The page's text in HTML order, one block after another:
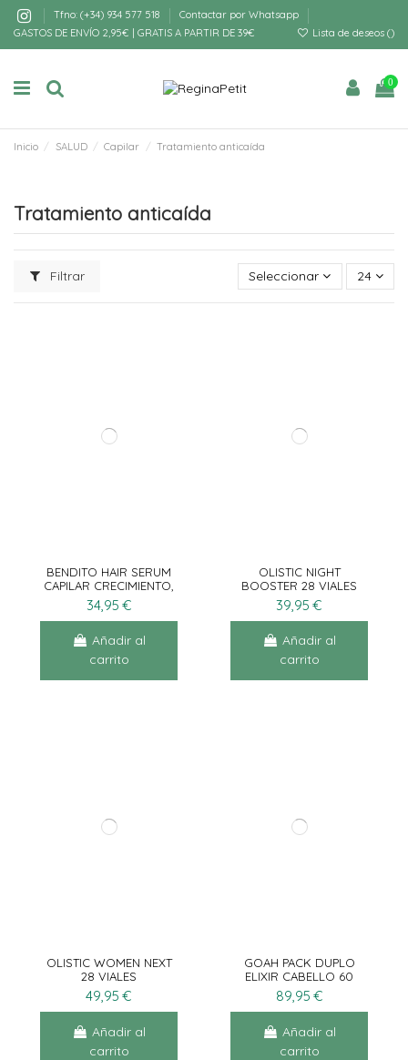
Tfno: (+34) 934 577 518
Contactar por Whatsapp
GASTOS DE ENVÍO 2,95€ | GRATIS A PARTIR DE 39€
Lista de deseos ()
0
Inicio SALUD Capilar Tratamiento anticaída
Tratamiento anticaída
Filtrar Seleccionar 24
BENDITO HAIR SERUM
CAPILAR CRECIMIENTO,
DENSIDAD Y GROSOR
50ML
34,95 €
Añadir al
carrito
OLISTIC NIGHT
BOOSTER 28 VIALES
39,95 €
Añadir al
carrito
OLISTIC WOMEN NEXT
28 VIALES
49,95 €
Añadir al
carrito
GOAH PACK DUPLO
ELIXIR CABELLO 60
VIALES
89,95 €
Añadir al
carrito